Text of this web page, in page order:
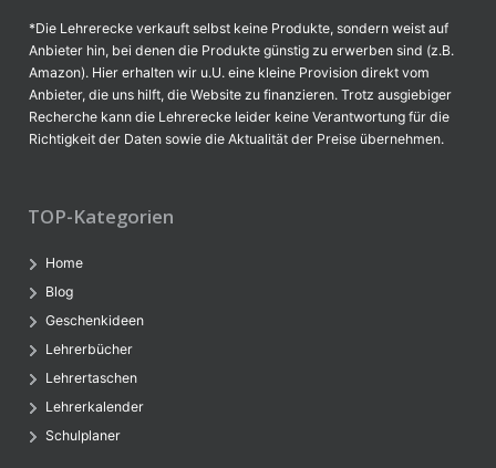
*Die Lehrerecke verkauft selbst keine Produkte, sondern weist auf
Anbieter hin, bei denen die Produkte günstig zu erwerben sind (z.B.
Amazon). Hier erhalten wir u.U. eine kleine Provision direkt vom
Anbieter, die uns hilft, die Website zu finanzieren. Trotz ausgiebiger
Recherche kann die Lehrerecke leider keine Verantwortung für die
Richtigkeit der Daten sowie die Aktualität der Preise übernehmen.
TOP-Kategorien
Home
Blog
Geschenkideen
Lehrerbücher
Lehrertaschen
Lehrerkalender
Schulplaner